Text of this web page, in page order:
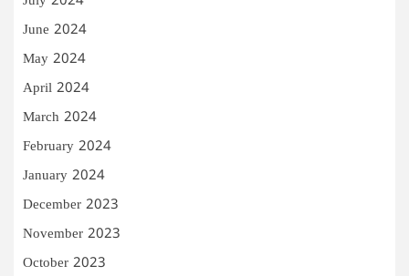
June 2024
May 2024
April 2024
March 2024
February 2024
January 2024
December 2023
November 2023
October 2023